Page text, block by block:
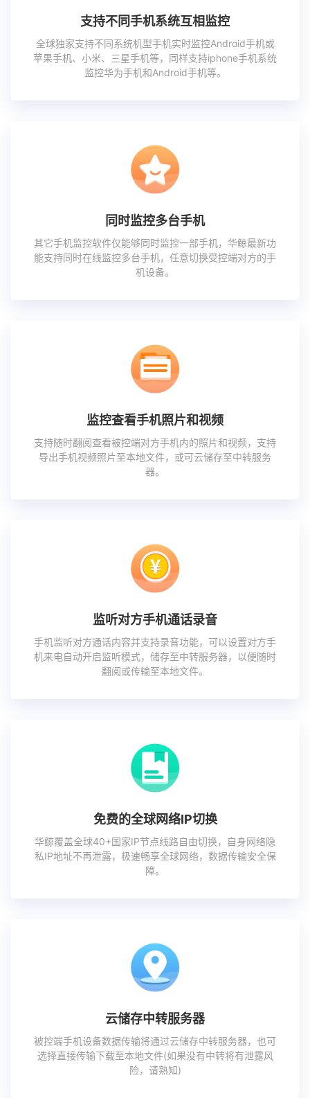
支持不同手机系统互相监控
全球独家支持不同系统机型手机实时监控Android手机或
苹果手机、小米、三星手机等，同样支持iphone手机系统
监控华为手机和Android手机等。
同时监控多台手机
其它手机监控软件仅能够同时监控一部手机，华鲸最新功
能支持同时在线监控多台手机，任意切换受控端对方的手
机设备。
监控查看手机照片和视频
支持随时翻阅查看被控端对方手机内的照片和视频，支持
导出手机视频照片至本地文件，或可云储存至中转服务
器。
监听对方手机通话录音
手机监听对方通话内容并支持录音功能，可以设置对方手
机来电自动开启监听模式，储存至中转服务器，以便随时
翻阅或传输至本地文件。
免费的全球网络IP切换
华鲸覆盖全球40+国家IP节点线路自由切换，自身网络隐
私IP地址不再泄露，极速畅享全球网络，数据传输安全保
障。
云储存中转服务器
被控端手机设备数据传输将通过云储存中转服务器，也可
选择直接传输下载至本地文件(如果没有中转将有泄露风
险，请熟知)